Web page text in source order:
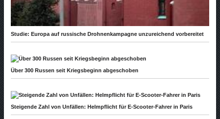
Studie: Europa auf russische Drohnenkampagne unzureichend vorbereitet
Über 300 Russen seit Kriegsbeginn abgeschoben
Steigende Zahl von Unfällen: Helmpflicht für E-Scooter-Fahrer in Paris